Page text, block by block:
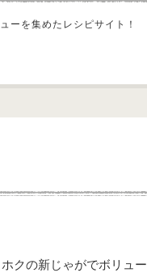
ーを集めたレシピサイト！
クの新じゃがでボリュー